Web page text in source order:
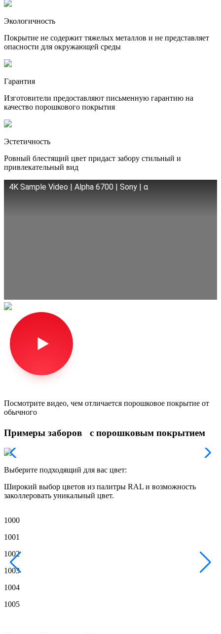
Экологичность
Покрытие не содержит тяжелых металлов и не представляет
опасности для окружающей среды
Гарантия
Изготовители предоставляют письменную гарантию на
качество порошкового покрытия
Эстетичность
Ровный блестящий цвет придаст забору стильный и
привлекательный вид
4K Sample Video | Alpha 6700 | Sony | α
Посмотрите видео, чем отличается порошковое покрытие от
обычного
Примеры заборов с порошковым покрытием
Выберите подходящий для вас цвет:
Широкий выбор цветов из палитры RAL и возможность
заколлеровать уникальный цвет.
1000
1001
1002
1003
1004
1005